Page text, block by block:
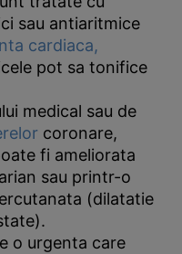
sau antiaritmice
cardiaca,
pot sa tonifice
medical sau de
coronare,
fi ameliorata
sau printr-o
(dilatatie
o urgenta care